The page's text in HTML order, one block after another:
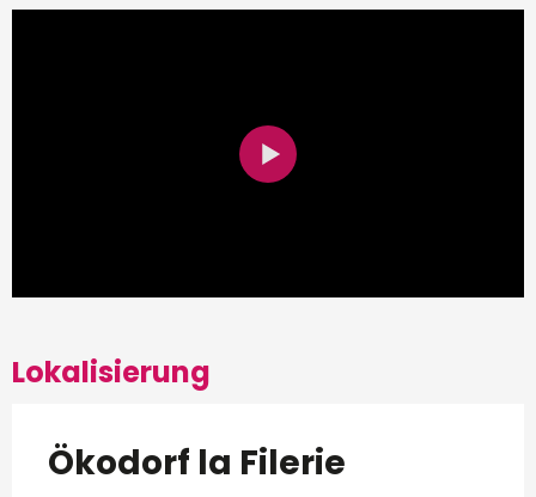
Lokalisierung
Ökodorf la Filerie